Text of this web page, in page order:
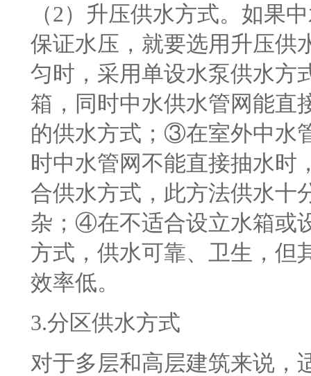
（2）升压供水方式。如果
保证水压，就要选用升压供
匀时，采用单设水泵供水
箱，同时中水供水管网能直
的供水方式；③在室外中水
时中水管网不能直接抽水时
合供水方式，此方法供水十
杂；④在不适合设立水箱或
方式，供水可靠、卫生，但
效率低。
3.分区供水方式
对于多层和高层建筑来说，